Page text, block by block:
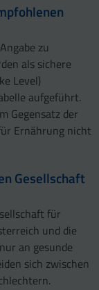
zu
als sichere
Level)
aufgeführt.
Gegensatz der
Ernährung nicht
Gesellschaft
für
und die
an gesunde
sich zwischen